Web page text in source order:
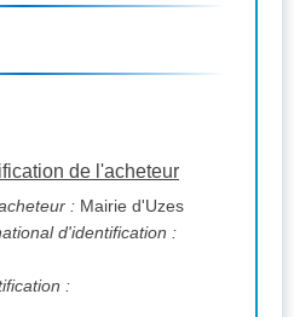
de l'acheteur
: Mairie d'Uzes
d'identification :
: